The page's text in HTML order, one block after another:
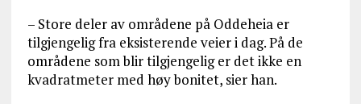
– Store deler av områdene på Oddeheia er
tilgjengelig fra eksisterende veier i dag. På de
områdene som blir tilgjengelig er det ikke en
kvadratmeter med høy bonitet, sier han.